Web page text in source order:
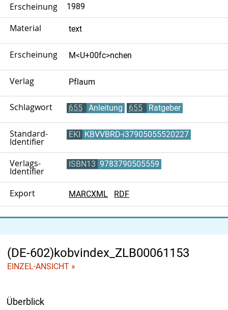
Erscheinungsjahr
1989
Material text
ErscheinungsortM<U+00fc>nchen
Verlag Pflaum
Schlagwort 655 Anleitung 655 Ratgeber
Standard-
Identifier
EKI KBVVBRD-i37905055520227
Verlags-
Identifier
ISBN13 9783790505559
Export MARCXML RDF
(DE-602)kobvindex_ZLB00061153
EINZEL-ANSICHT »
Überblick